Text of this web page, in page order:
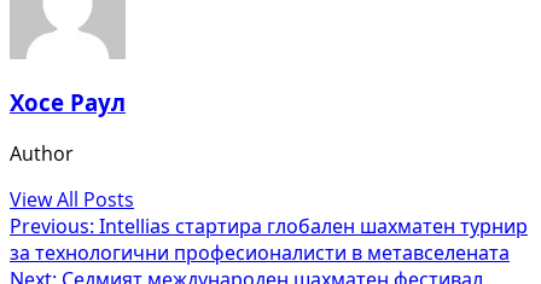
Хосе Раул
Author
View All Posts
Post
navigation
Previous: Intellias стартира глобален шахматен турнир
за технологични професионалисти в метавселената